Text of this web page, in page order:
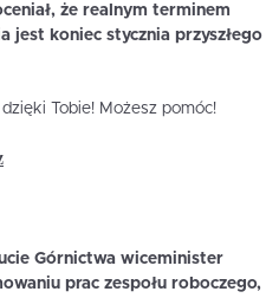
że realnym terminem
jest koniec stycznia przyszłego
Tobie! Możesz pomóc!
Górnictwa wiceminister
prac zespołu roboczego,